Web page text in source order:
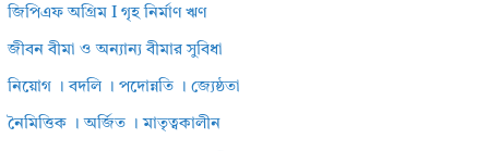
জিপিএফ অগ্রিম I গৃহ নির্মাণ ঋণ
জীবন বীমা ও অন্যান্য বীমার সুবিধা
নিয়োগ । বদলি । পদোন্নতি । জ্যেষ্ঠতা
নৈমিত্তিক । অর্জিত । মাতৃত্বকালীন